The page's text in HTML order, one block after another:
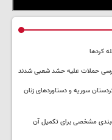
کردها
حملات علیه حشد شعبی شدند
سوریه و دستاوردهای زنان
مشخصی برای تکمیل آن